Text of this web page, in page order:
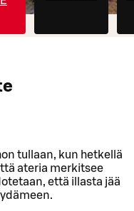
tullaan, kun hetkellä
ateria merkitsee
että illasta jää